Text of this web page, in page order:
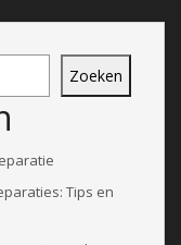
Zoeken
Tips en